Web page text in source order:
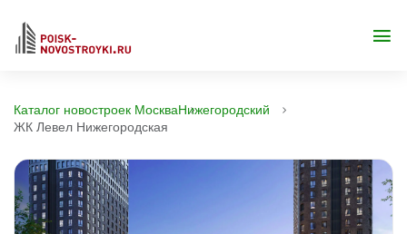
Каталог новостроек МоскваНижегородский
ЖК Левел Нижегородская